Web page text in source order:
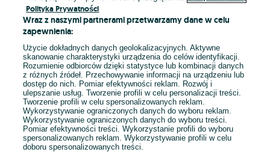
LUB
E-mail
Hasło
Polityka Prywatności
Wraz z naszymi partnerami przetwarzamy dane w celu
zapewnienia:
Użycie dokładnych danych geolokalizacyjnych. Aktywne
skanowanie charakterystyki urządzenia do celów identyfikacji.
Rozumienie odbiorców dzięki statystyce lub kombinacji danych
z różnych źródeł. Przechowywanie informacji na urządzeniu lub
dostęp do nich. Pomiar efektywności reklam. Rozwój i
ulepszanie usług. Tworzenie profili w celu personalizacji treści.
Tworzenie profili w celu spersonalizowanych reklam.
Wykorzystywanie ograniczonych danych do wyboru reklam.
Wykorzystywanie ograniczonych danych do wyboru treści.
Pomiar efektywności treści. Wykorzystanie profili do wyboru
spersonalizowanych reklam. Wykorzystywanie profili w celu
doboru spersonalizowanych treści.